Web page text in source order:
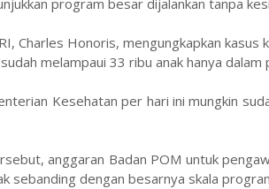
program besar dijalankan tanpa
Charles Honoris, mengungkapkan
melampaui 33 ribu anak hanya
Kesehatan per hari ini mungkin
anggaran Badan POM untuk
sebanding dengan besarnya skala